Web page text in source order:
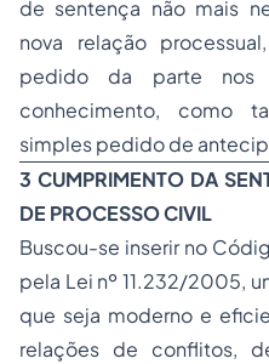
de sentença não mais
nova relação
pedido da parte nos
conhecimento, como
simples pedido de
3 CUMPRIMENTO DA
DE PROCESSO CIVIL
Buscou-se inserir no
pela Lei nº 11.232/2005,
que seja moderno e
relações de conflitos,